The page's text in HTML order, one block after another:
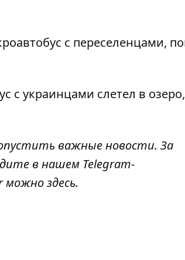
с переселенцами,
с украинцами слетел в озеро,
важные новости. За
в нашем Telegram-
можноздесь.